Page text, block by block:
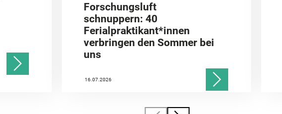
Forschungsluft
schnuppern: 40
Ferialpraktikant*innen
verbringen den Sommer bei
uns
16.07.2026